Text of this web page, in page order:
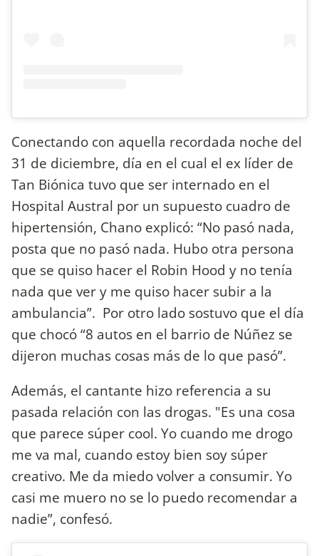
Conectando con aquella recordada noche del
31 de diciembre, día en el cual el ex líder de
Tan Biónica tuvo que ser internado en el
Hospital Austral por un supuesto cuadro de
hipertensión, Chano explicó: “No pasó nada,
posta que no pasó nada. Hubo otra persona
que se quiso hacer el Robin Hood y no tenía
nada que ver y me quiso hacer subir a la
ambulancia”. Por otro lado sostuvo que el día
que chocó “8 autos en el barrio de Núñez se
dijeron muchas cosas más de lo que pasó”.
Además, el cantante hizo referencia a su
pasada relación con las drogas. "Es una cosa
que parece súper cool. Yo cuando me drogo
me va mal, cuando estoy bien soy súper
creativo. Me da miedo volver a consumir. Yo
casi me muero no se lo puedo recomendar a
nadie”, confesó.